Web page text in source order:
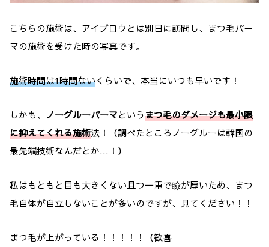
こちらの施術は、アイブロウとは別日に訪問し、まつ毛パー
マの施術を受けた時の写真です。
施術時間は1時間ないくらいで、本当にいつも早いです！
しかも、 ノーグルーパーマというまつ毛のダメージも最小限
に抑えてくれる施術法！（調べたところノーグルーは韓国の
最先端技術なんだとか…！）
私はもともと目も大きくない且つ一重で瞼が厚いため、まつ
毛自体が自立しないことが多いのですが、見てください！！
まつ毛が上がっている！！！！！（歓喜